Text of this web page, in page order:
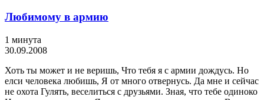
Любимому в армию
1 минута
30.09.2008
Хоть ты может и не веришь, Что тебя я с армии дождусь. Но
елси человека любишь, Я от много отвернусь. Да мне и сейчас
не охота Гулять, веселиться с друзьями. Зная, что тебе одиноко